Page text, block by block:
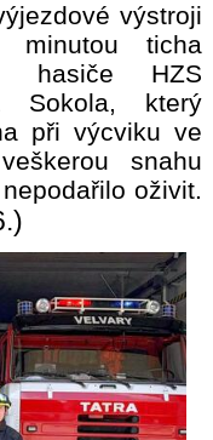
výstroji
ticha
hasiče HZS
Sokola, který
při výcviku ve
snahu
oživit.